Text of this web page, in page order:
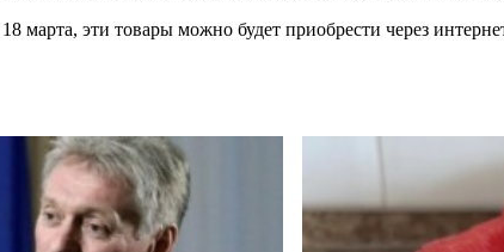
марта, эти товары можно будет приобрести через